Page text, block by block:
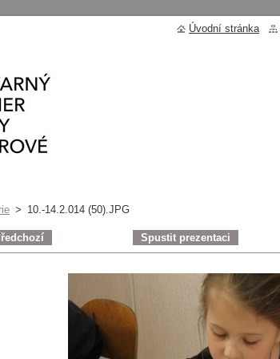
> 10.-14.2.014 (50).JPG
Spustit prezentaci
Úvodní stránka